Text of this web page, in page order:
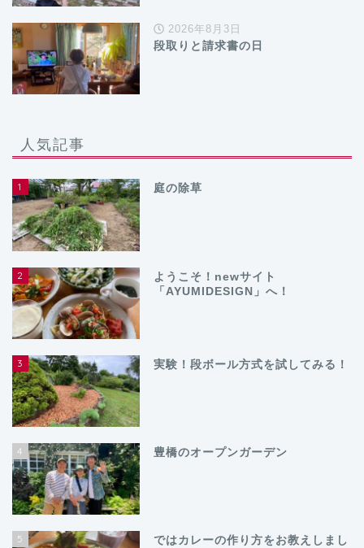
2026年8月3日
段取りと請求書の日
人気記事
1 庭の除草
2
ようこそ！newサイト
「AYUMIDESIGN」へ！
3 実験！段ボール方式を試してみる！
4 豊橋のオープンガーデン
5
ではカレーの作り方をお教えしまし